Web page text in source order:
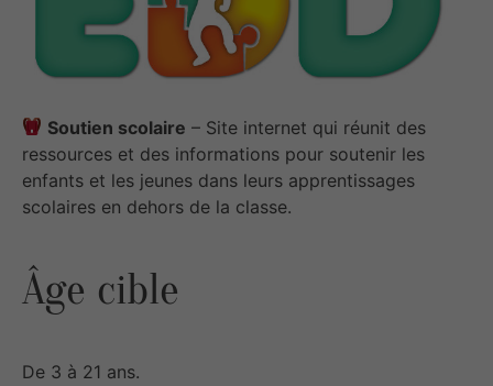
Soutien scolaire – Site internet qui réunit des
ressources et des informations pour soutenir les
enfants et les jeunes dans leurs apprentissages
scolaires en dehors de la classe.
Âge cible
De 3 à 21 ans.